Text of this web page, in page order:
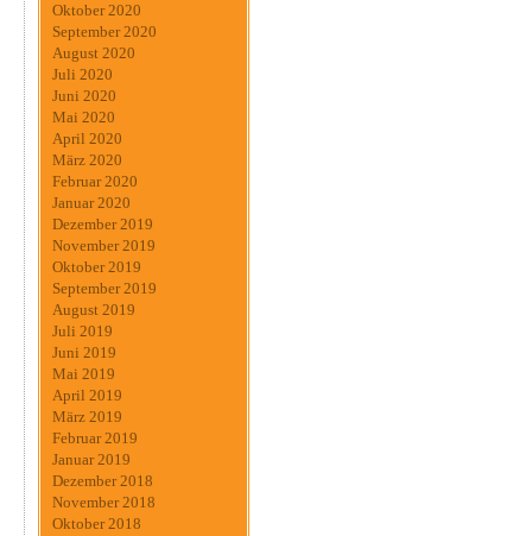
Oktober 2020
September 2020
August 2020
Juli 2020
Juni 2020
Mai 2020
April 2020
März 2020
Februar 2020
Januar 2020
Dezember 2019
November 2019
Oktober 2019
September 2019
August 2019
Juli 2019
Juni 2019
Mai 2019
April 2019
März 2019
Februar 2019
Januar 2019
Dezember 2018
November 2018
Oktober 2018